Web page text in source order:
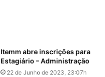
Itemm abre inscrições para
Estagiário – Administração
22 de Junho de 2023, 23:07h